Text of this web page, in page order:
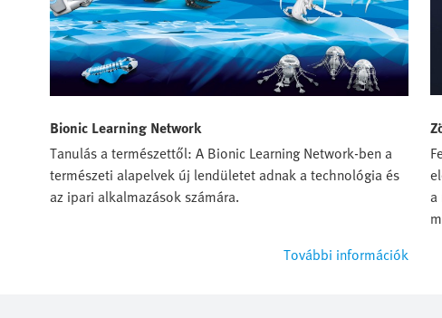
Bionic Learning Network
Tanulás a természettől: A Bionic Learning Network-ben a
természeti alapelvek új lendületet adnak a technológia és
az ipari alkalmazások számára.
További információk
a